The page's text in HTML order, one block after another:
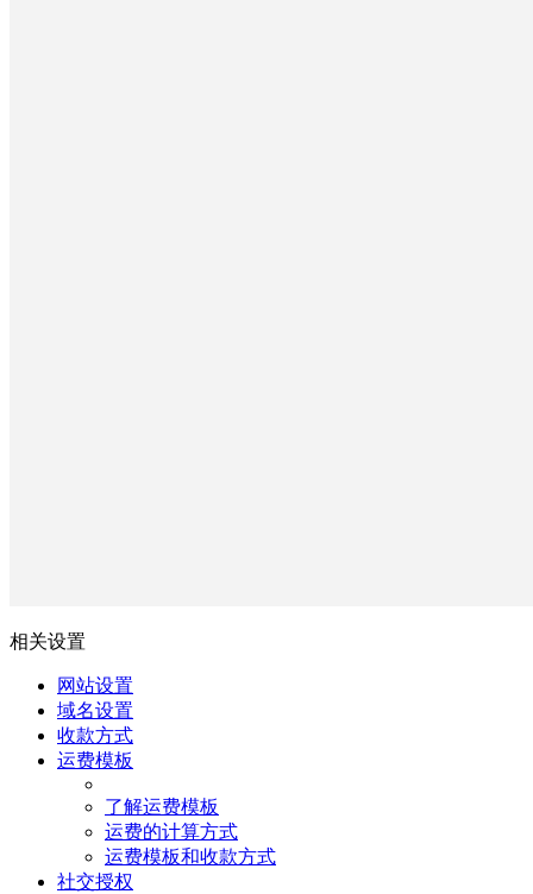
相关设置
网站设置
域名设置
收款方式
运费模板
了解运费模板
运费的计算方式
运费模板和收款方式
社交授权